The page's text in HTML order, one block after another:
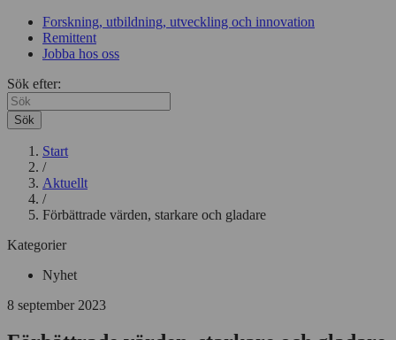
Forskning, utbildning, utveckling och innovation
Remittent
Jobba hos oss
Sök efter:
Sök
Start
/
Aktuellt
/
Förbättrade värden, starkare och gladare
Kategorier
Nyhet
8 september 2023